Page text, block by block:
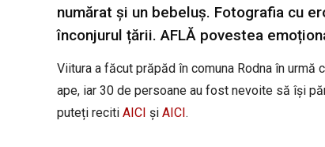
numărat și un bebeluș. Fotografia cu
înconjurul țării. AFLĂ povestea
Viitura a făcut prăpăd în comuna Rodna în
ape, iar 30 de persoane au fost nevoite să își
puteți reciti AICI și AICI.